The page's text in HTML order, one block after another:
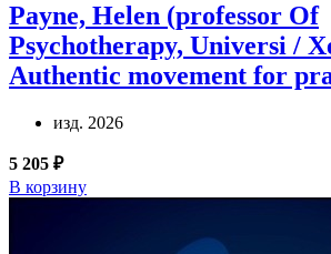
Payne, Helen (professor Of
Psychotherapy, Universi /
Authentic movement for
изд. 2026
5 205 ₽
В корзину